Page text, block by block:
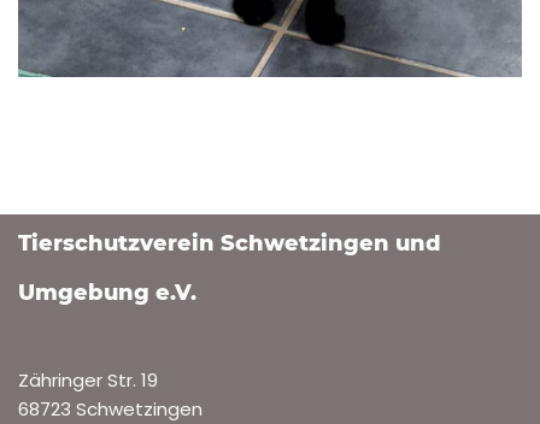
Tierschutzverein Schwetzingen und
Umgebung e.V.
Zähringer Str. 19
68723 Schwetzingen